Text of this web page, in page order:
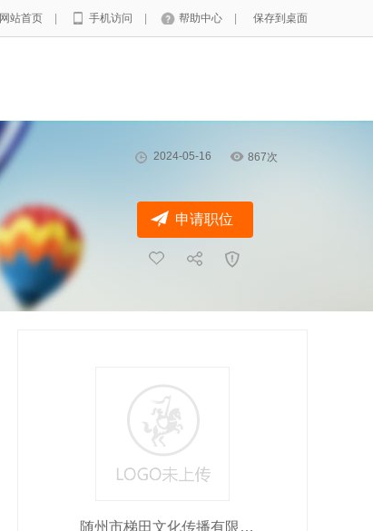
网站首页 手机访问 帮助中心 保存到桌面
2024-05-16 867次
申请职位
随州市梯田文化传播有限公司